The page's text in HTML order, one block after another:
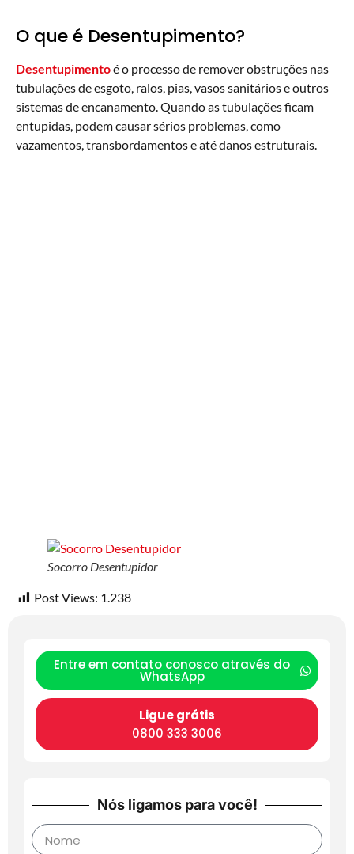
O que é Desentupimento?
Desentupimentoé o processo de remover obstruções nas
tubulações de esgoto, ralos, pias, vasos sanitários e outros
sistemas de encanamento. Quando as tubulações ficam
entupidas, podem causar sérios problemas, como
vazamentos, transbordamentos e até danos estruturais.
Socorro Desentupidor
Post Views: 1.238
Entre em contato conosco através do
WhatsApp
Ligue grátis
0800 333 3006
Nós ligamos para você!